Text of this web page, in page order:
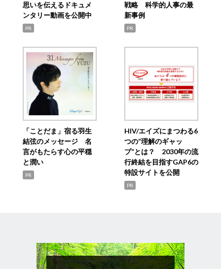
思いを伝えるドキュメ
ンタリー動画を公開中
PR
戦略 科学的人事の最
新事例
PR
「ことだま」宿る羽生
結弦のメッセージ 名
言がもたらす心の平穏
と潤い
PR
HIV/エイズにまつわる6
つの“理解のギャッ
プ”とは？ 2030年の流
行終結を目指すGAP6の
特設サイトを公開
PR